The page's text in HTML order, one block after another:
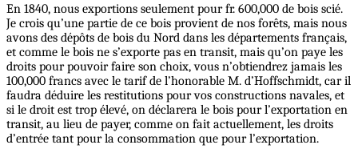
En 1840, nous exportions seulement pour fr. 600,000 de bois scié.
Je crois qu’une partie de ce bois provient de nos forêts, mais nous
avons des dépôts de bois du Nord dans les départements français,
et comme le bois ne s’exporte pas en transit, mais qu’on paye les
droits pour pouvoir faire son choix, vous n’obtiendrez jamais les
100,000 francs avec le tarif de l’honorable M. d’Hoffschmidt, car il
faudra déduire les restitutions pour vos constructions navales, et
si le droit est trop élevé, on déclarera le bois pour l’exportation en
transit, au lieu de payer, comme on fait actuellement, les droits
d’entrée tant pour la consommation que pour l’exportation.